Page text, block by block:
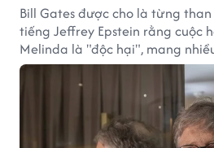
Bill Gates được cho là từng
tiếng Jeffrey Epstein rằng cuộc
Melinda là "độc hại", mang